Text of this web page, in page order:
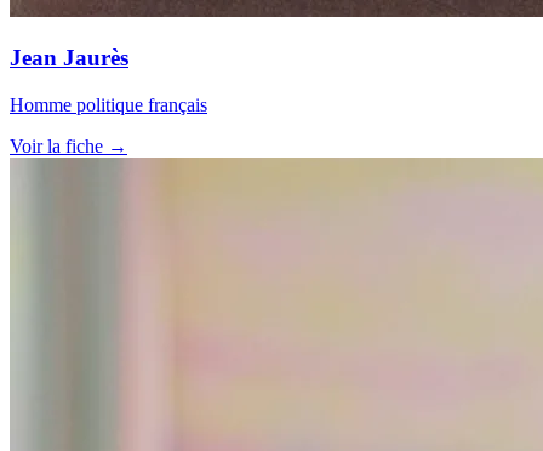
Jean Jaurès
Homme politique français
Voir la fiche →